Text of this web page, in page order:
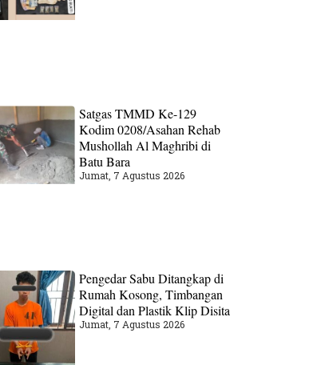
Satgas TMMD Ke-129
Kodim 0208/Asahan Rehab
Mushollah Al Maghribi di
Batu Bara
Jumat, 7 Agustus 2026
Pengedar Sabu Ditangkap di
Rumah Kosong, Timbangan
Digital dan Plastik Klip Disita
Jumat, 7 Agustus 2026